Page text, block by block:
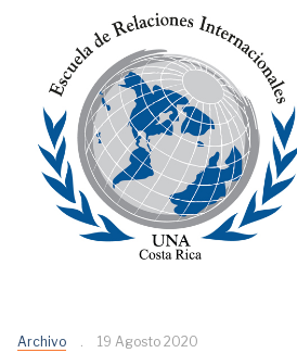
Archivo 19 Agosto 2020